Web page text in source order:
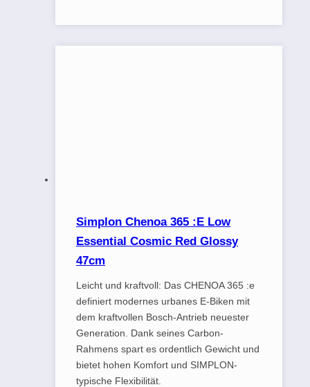
Simplon Chenoa 365 :E Low
Essential Cosmic Red Glossy
47cm
Leicht und kraftvoll: Das CHENOA 365 :e
definiert modernes urbanes E-Biken mit
dem kraftvollen Bosch-Antrieb neuester
Generation. Dank seines Carbon-
Rahmens spart es ordentlich Gewicht und
bietet hohen Komfort und SIMPLON-
typische Flexibilität.